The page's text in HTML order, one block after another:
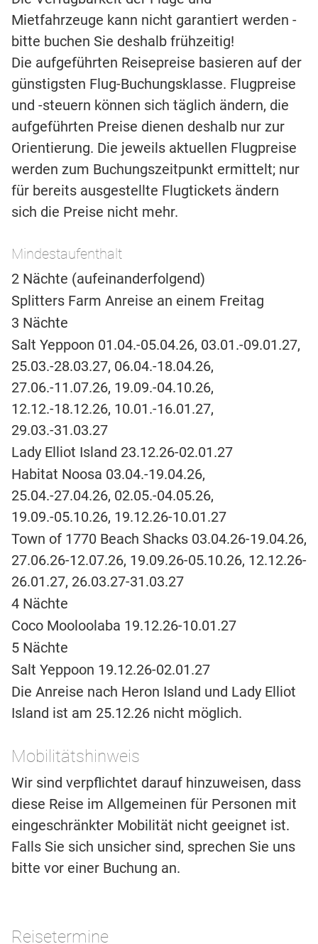
Mietfahrzeuge kann nicht garantiert werden -
bitte buchen Sie deshalb frühzeitig!
Die aufgeführten Reisepreise basieren auf der
günstigsten Flug-Buchungsklasse. Flugpreise
und -steuern können sich täglich ändern, die
aufgeführten Preise dienen deshalb nur zur
Orientierung. Die jeweils aktuellen Flugpreise
werden zum Buchungszeitpunkt ermittelt; nur
für bereits ausgestellte Flugtickets ändern
sich die Preise nicht mehr.
Mindestaufenthalt
2 Nächte (aufeinanderfolgend)
Splitters Farm Anreise an einem Freitag
3 Nächte
Salt Yeppoon 01.04.-05.04.26, 03.01.-09.01.27,
25.03.-28.03.27, 06.04.-18.04.26,
27.06.-11.07.26, 19.09.-04.10.26,
12.12.-18.12.26, 10.01.-16.01.27,
29.03.-31.03.27
Lady Elliot Island 23.12.26-02.01.27
Habitat Noosa 03.04.-19.04.26,
25.04.-27.04.26, 02.05.-04.05.26,
19.09.-05.10.26, 19.12.26-10.01.27
Town of 1770 Beach Shacks 03.04.26-19.04.26,
27.06.26-12.07.26, 19.09.26-05.10.26, 12.12.26-
26.01.27, 26.03.27-31.03.27
4 Nächte
Coco Mooloolaba 19.12.26-10.01.27
5 Nächte
Salt Yeppoon 19.12.26-02.01.27
Die Anreise nach Heron Island und Lady Elliot
Island ist am 25.12.26 nicht möglich.
Mobilitätshinweis
Wir sind verpflichtet darauf hinzuweisen, dass
diese Reise im Allgemeinen für Personen mit
eingeschränkter Mobilität nicht geeignet ist.
Falls Sie sich unsicher sind, sprechen Sie uns
bitte vor einer Buchung an.
Reisetermine